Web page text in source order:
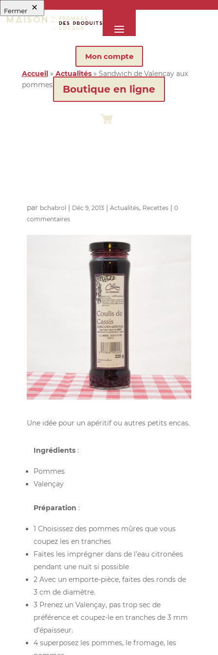
Mon compte
Boutique en ligne
Accueil» Actualités» Sandwich de Valençay aux
pommes
par bchabrol | Déc 9, 2013 | Actualités, Recettes| 0
commentaires
Une idée pour un apéritif ou autres petits encas.
Ingrédients :
Pommes
Valençay
Préparation :
1 Choisissez des pommes mûres que vous
coupez les en tranches
Faites les imprégner dans de l’eau citronées
pendant une nuit si possible
2 Avec un emporte-pièce, faites des ronds de
3 cm de diamètre.
3 Prenez un Valençay, pas trop sec de
préférence et coupez-le en tranches de 3 mm
d’épaisseur.
4 superposez les pommes, le fromage, les
Fermer